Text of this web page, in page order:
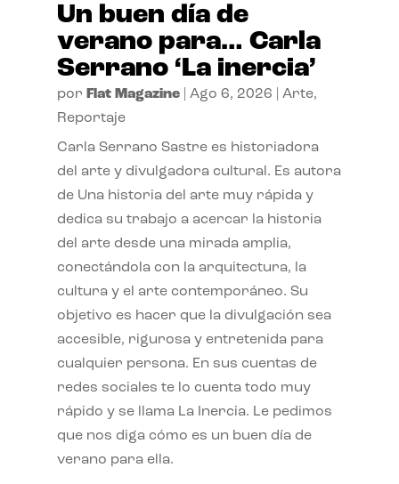
Un buen día de
verano para… Carla
Serrano ‘La inercia’
por Flat Magazine| Ago 6, 2026 Arte,
Reportaje
Carla Serrano Sastre es historiadora
del arte y divulgadora cultural. Es autora
de Una historia del arte muy rápida y
dedica su trabajo a acercar la historia
del arte desde una mirada amplia,
conectándola con la arquitectura, la
cultura y el arte contemporáneo. Su
objetivo es hacer que la divulgación sea
accesible, rigurosa y entretenida para
cualquier persona. En sus cuentas de
redes sociales te lo cuenta todo muy
rápido y se llama La Inercia. Le pedimos
que nos diga cómo es un buen día de
verano para ella.